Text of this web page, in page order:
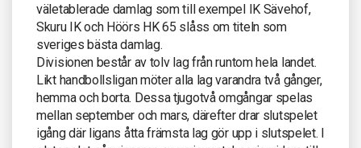
väletablerade damlag som till exempel IK Sävehof,
Skuru IK och Höörs HK 65 slåss om titeln som
sveriges bästa damlag.
Divisionen består av tolv lag från runtom hela landet.
Likt handbollsligan möter alla lag varandra två gånger,
hemma och borta. Dessa tjugotvå omgångar spelas
mellan september och mars, därefter drar slutspelet
igång där ligans åtta främsta lag gör upp i slutspelet. I